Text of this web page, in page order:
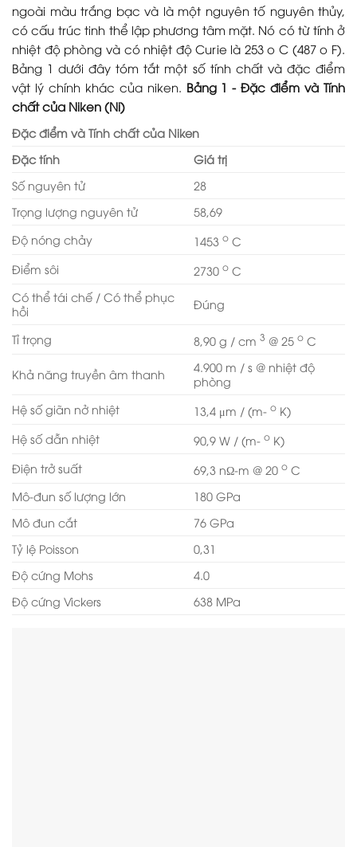
ngoài màu trắng bạc và là một nguyên tố nguyên thủy,
có cấu trúc tinh thể lập phương tâm mặt. Nó có từ tính ở
nhiệt độ phòng và có nhiệt độ Curie là 253 o C (487 o F).
Bảng 1 dưới đây tóm tắt một số tính chất và đặc điểm
vật lý chính khác của niken. Bảng 1 - Đặc điểm và Tính
chất của Niken (Ni)
Đặc điểm và Tính chất của Niken
Đặc tính
Giá trị
Số nguyên tử
28
Trọng lượng nguyên tử
58,69
Độ nóng chảy
1453o C
Điểm sôi
2730o C
Có thể tái chế / Có thể phục
hồi
Đúng
Tỉ trọng 8,90 g / cm3 @ 25o C
Khả năng truyền âm thanh
4.900 m / s @ nhiệt độ
phòng
Hệ số giãn nở nhiệt
13,4 μm / (m-o K)
Hệ số dẫn nhiệt
90,9 W / (m-o K)
Điện trở suất
69,3 nΩ-m @ 20o C
Mô-đun số lượng lớn
180 GPa
Mô đun cắt
76 GPa
Tỷ lệ Poisson
0,31
Độ cứng Mohs
4.0
Độ cứng Vickers
638 MPa